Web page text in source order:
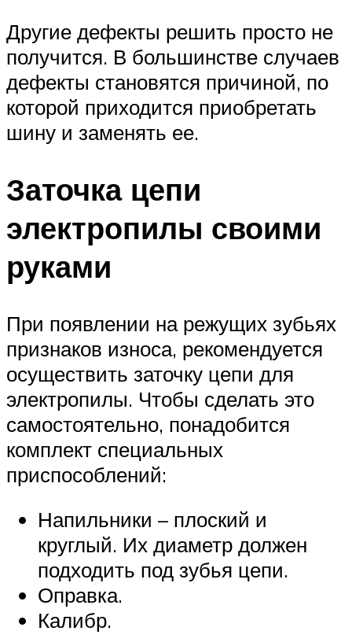
Другие дефекты решить просто не
получится. В большинстве случаев
дефекты становятся причиной, по
которой приходится приобретать
шину и заменять ее.
Заточка цепи
электропилы своими
руками
При появлении на режущих зубьях
признаков износа, рекомендуется
осуществить заточку цепи для
электропилы. Чтобы сделать это
самостоятельно, понадобится
комплект специальных
приспособлений:
Напильники – плоский и
круглый. Их диаметр должен
подходить под зубья цепи.
Оправка.
Калибр.